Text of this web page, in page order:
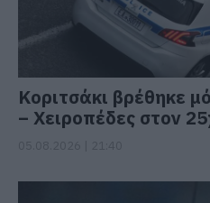
Κοριτσάκι βρέθηκε
– Χειροπέδες στον